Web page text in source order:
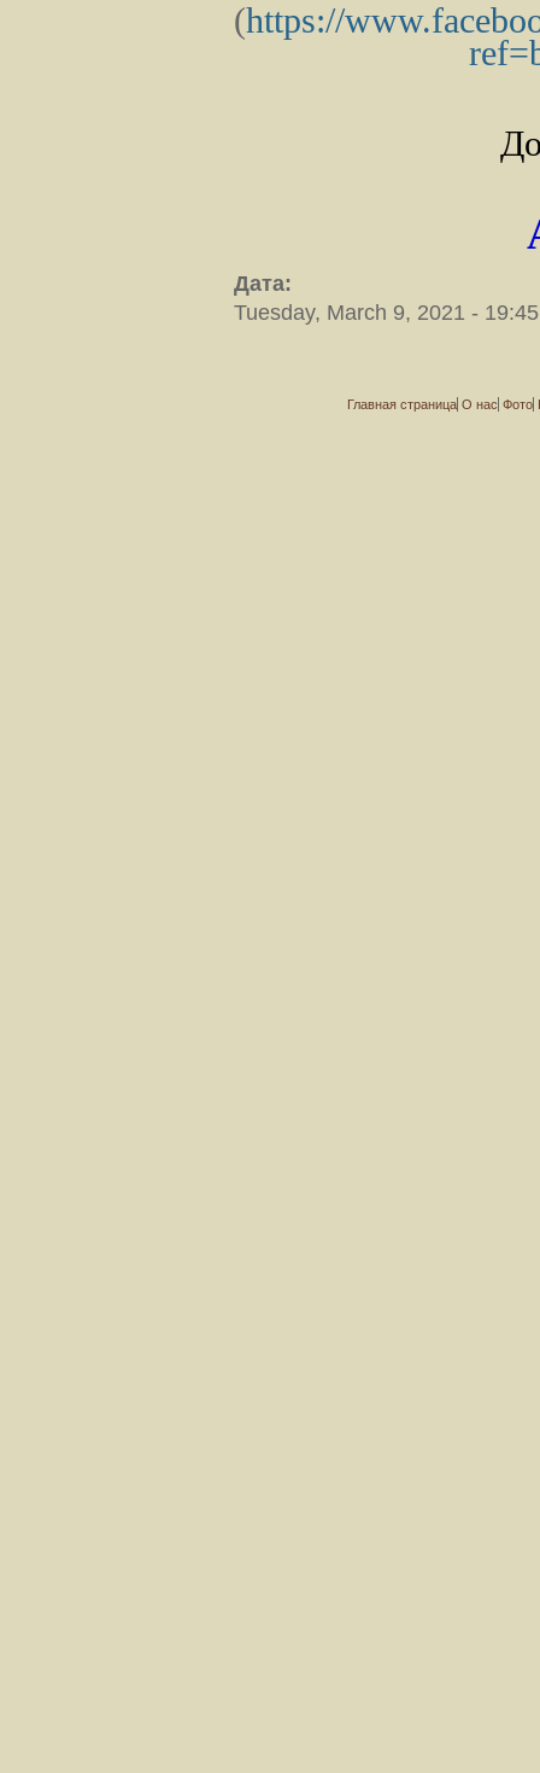
(https://
Дата:
Tuesday, March 9, 2021 - 19:45
Главная страница О нас Фото